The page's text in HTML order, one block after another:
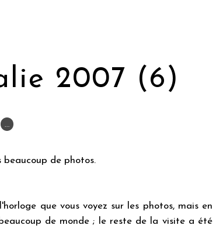
2007 (6)
…
beaucoup de photos.
que vous voyez sur les photos, mais en
de monde ; le reste de la visite a été